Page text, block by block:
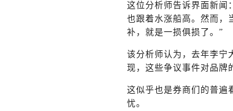
这位分析师告诉界面新闻
也跟着水涨船高。然而，
补，就是一损俱损了。”
该分析师认为，去年李宁
现，这些争议事件对品牌
这似乎也是券商们的普遍
忧。